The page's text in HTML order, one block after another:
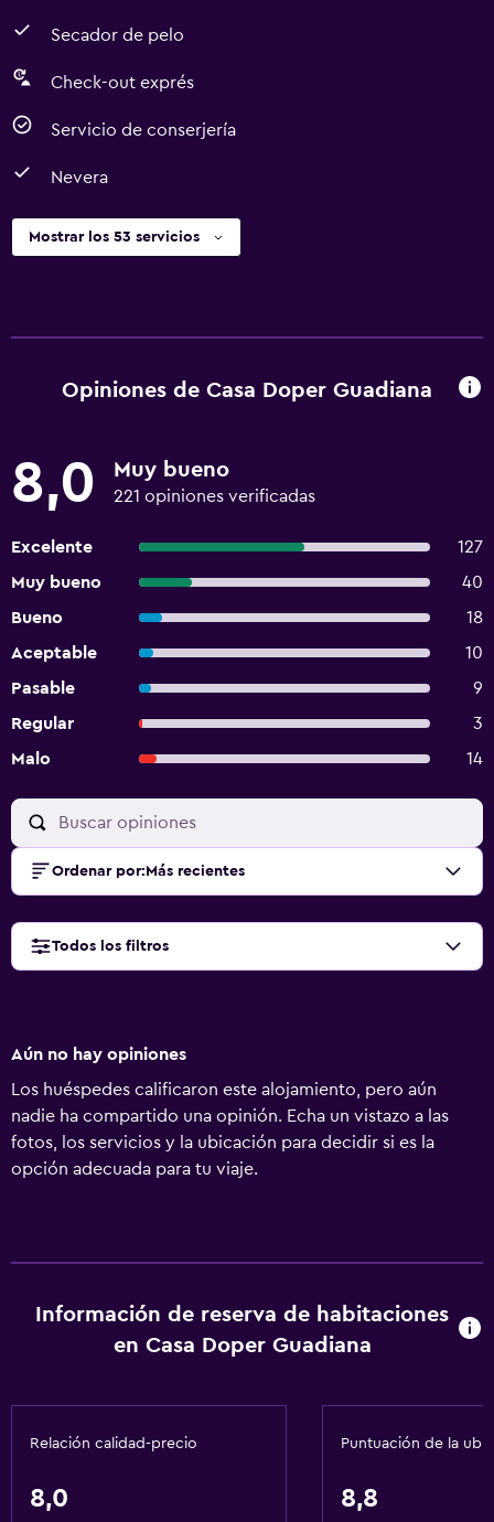
Secador de pelo
Check-out exprés
Servicio de conserjería
Nevera
Mostrar los 53 servicios
Opiniones de Casa Doper Guadiana
8,0 Muy bueno
221 opiniones verificadas
Excelente
127
Muy bueno
40
Bueno
18
Aceptable
10
Pasable
9
Regular
3
Malo
14
Ordenar por: Más recientes
Todos los filtros
Aún no hay opiniones
Los huéspedes calificaron este alojamiento, pero aún
nadie ha compartido una opinión. Echa un vistazo a las
fotos, los servicios y la ubicación para decidir si es la
opción adecuada para tu viaje.
Información de reserva de habitaciones
en Casa Doper Guadiana
Relación calidad-precio
8,0
Puntuación de la
8,8